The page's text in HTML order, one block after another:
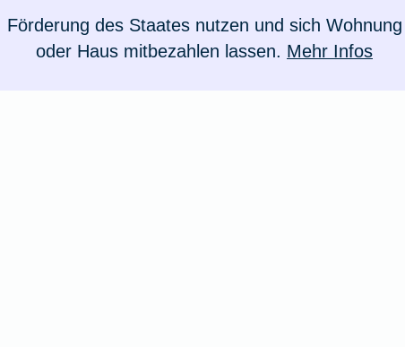
Weil du wichtig bist
Förderung des Staates nutzen und sich Wohnung
oder Haus mitbezahlen lassen. Mehr Infos